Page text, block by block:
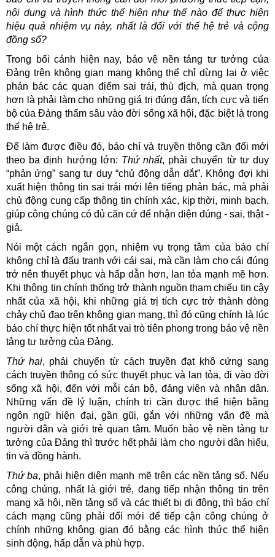
nội dung và hình thức thể hiện như thế nào để thực hiện
hiệu quả nhiệm vụ này, nhất là đối với thế hệ trẻ và cộng
đồng số?
Trong bối cảnh hiện nay, bảo vệ nền tảng tư tưởng của
Đảng trên không gian mạng không thể chỉ dừng lại ở việc
phản bác các quan điểm sai trái, thù địch, mà quan trọng
hơn là phải làm cho những giá trị đúng đắn, tích cực và tiến
bộ của Đảng thấm sâu vào đời sống xã hội, đặc biệt là trong
thế hệ trẻ.
Để làm được điều đó, báo chí và truyền thông cần đổi mới
theo ba định hướng lớn: Thứ nhất, phải chuyển từ tư duy
“phản ứng” sang tư duy “chủ động dẫn dắt”. Không đợi khi
xuất hiện thông tin sai trái mới lên tiếng phản bác, mà phải
chủ động cung cấp thông tin chính xác, kịp thời, minh bạch,
giúp công chúng có đủ căn cứ để nhận diện đúng - sai, thật -
giả.
Nói một cách ngắn gọn, nhiệm vụ trọng tâm của báo chí
không chỉ là đấu tranh với cái sai, mà cần làm cho cái đúng
trở nên thuyết phục và hấp dẫn hơn, lan tỏa mạnh mẽ hơn.
Khi thông tin chính thống trở thành nguồn tham chiếu tin cậy
nhất của xã hội, khi những giá trị tích cực trở thành dòng
chảy chủ đạo trên không gian mạng, thì đó cũng chính là lúc
báo chí thực hiện tốt nhất vai trò tiên phong trong bảo vệ nền
tảng tư tưởng của Đảng.
Thứ hai, phải chuyển từ cách truyền đạt khô cứng sang
cách truyền thông có sức thuyết phục và lan tỏa, đi vào đời
sống xã hội, đến với mỗi cán bộ, đảng viên và nhân dân.
Những vấn đề lý luận, chính trị cần được thể hiện bằng
ngôn ngữ hiện đại, gần gũi, gắn với những vấn đề mà
người dân và giới trẻ quan tâm. Muốn bảo vệ nền tảng tư
tưởng của Đảng thì trước hết phải làm cho người dân hiểu,
tin và đồng hành.
Thứ ba, phải hiện diện mạnh mẽ trên các nền tảng số. Nếu
công chúng, nhất là giới trẻ, đang tiếp nhận thông tin trên
mạng xã hội, nền tảng số và các thiết bị di động, thì báo chí
cách mạng cũng phải đổi mới để tiếp cận công chúng ở
chính những không gian đó bằng các hình thức thể hiện
sinh động, hấp dẫn và phù hợp.